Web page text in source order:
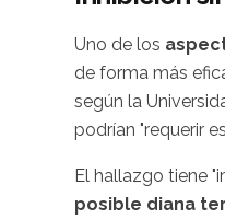
Uno de los
de forma más
según la
podrían "requerir
El hallazgo tiene
posible diana